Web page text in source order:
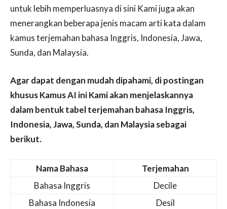
untuk lebih memperluasnya di sini Kami juga akan
menerangkan beberapa jenis macam arti kata dalam
kamus terjemahan bahasa Inggris, Indonesia, Jawa,
Sunda, dan Malaysia.
Agar dapat dengan mudah dipahami, di postingan
khusus Kamus AI ini Kami akan menjelaskannya
dalam bentuk tabel terjemahan bahasa Inggris,
Indonesia, Jawa, Sunda, dan Malaysia sebagai
berikut.
Nama Bahasa
Terjemahan
Bahasa Inggris
Decile
Bahasa Indonesia
Desil